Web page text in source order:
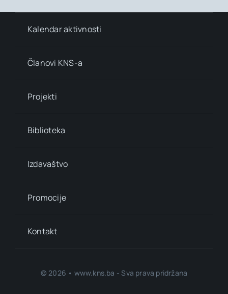
Kalendar aktivnosti
Članovi KNS-a
Projekti
Biblioteka
Izdavaštvo
Promocije
Kontakt
© 2026 • www.kns.ba - Sva prava pridržana